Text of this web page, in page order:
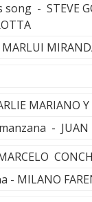
- STEVE
MARIANO
- JUAN
- MILANO